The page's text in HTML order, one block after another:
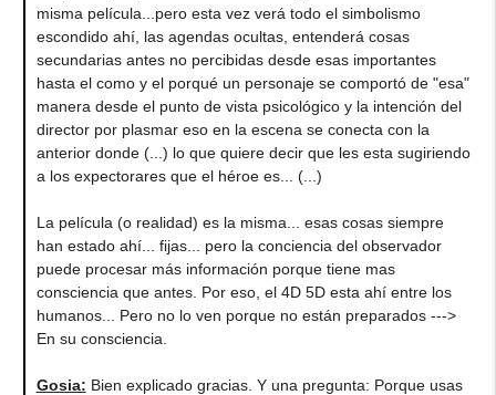
misma película...pero esta vez verá todo el simbolismo
escondido ahí, las agendas ocultas, entenderá cosas
secundarias antes no percibidas desde esas importantes
hasta el como y el porqué un personaje se comportó de "esa"
manera desde el punto de vista psicológico y la intención del
director por plasmar eso en la escena se conecta con la
anterior donde (...) lo que quiere decir que les esta sugiriendo
a los expectorares que el héroe es... (...)
La película (o realidad) es la misma... esas cosas siempre
han estado ahí... fijas... pero la conciencia del observador
puede procesar más información porque tiene mas
consciencia que antes. Por eso, el 4D 5D esta ahí entre los
humanos... Pero no lo ven porque no están preparados --->
En su consciencia.
Gosia: Bien explicado gracias. Y una pregunta: Porque usas